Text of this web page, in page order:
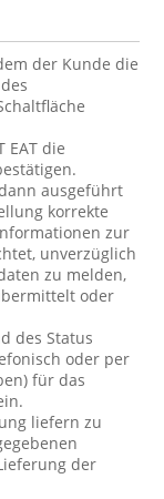
der Kunde die
EAT die
ausgeführt
korrekte
zur
unverzüglich
zu melden,
oder
des Status
oder per
für das
liefern zu
der